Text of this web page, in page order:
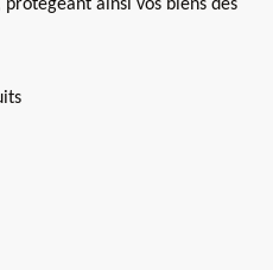
ainsi vos biens des